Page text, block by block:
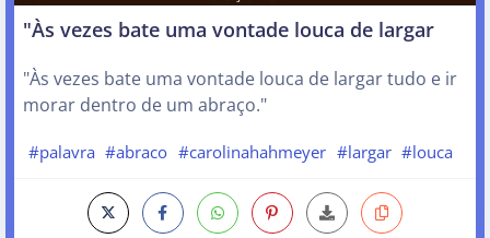
"Às vezes bate uma vontade louca de largar
"Às vezes bate uma vontade louca de largar tudo e ir
morar dentro de um abraço."
#palavra #abraco #carolinahahmeyer #largar #louca